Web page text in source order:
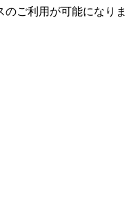
ご利用が可能になりま